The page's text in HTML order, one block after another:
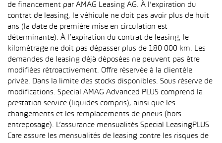
de financement par AMAG Leasing AG. À l’expiration du
contrat de leasing, le véhicule ne doit pas avoir plus de huit
ans (la date de première mise en circulation est
déterminante). À l’expiration du contrat de leasing, le
kilométrage ne doit pas dépasser plus de 180 000 km. Les
demandes de leasing déjà déposées ne peuvent pas être
modifiées rétroactivement. Offre réservée à la clientèle
privée. Dans la limite des stocks disponibles. Sous réserve de
modifications. Special AMAG Advanced PLUS comprend la
prestation service (liquides compris), ainsi que les
changements et les remplacements de pneus (hors
entreposage). L’assurance mensualités Special LeasingPLUS
Care assure les mensualités de leasing contre les risques de